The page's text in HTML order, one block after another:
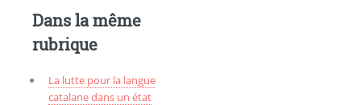
Dans la même
rubrique
La lutte pour la langue
catalane dans un état